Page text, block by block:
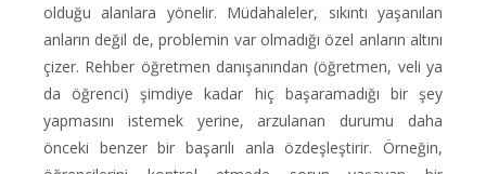
olduğu alanlara yönelir. Müdahaleler, sıkıntı yaşanılan
anların değil de, problemin var olmadığı özel anların altını
çizer. Rehber öğretmen danışanından (öğretmen, veli ya
da öğrenci) şimdiye kadar hiç başaramadığı bir şey
yapmasını istemek yerine, arzulanan durumu daha
önceki benzer bir başarılı anla özdeşleştirir. Örneğin,